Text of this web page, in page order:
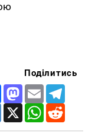
Поділитись
FacebookMastodon
Email
Diigo X WhatsApp